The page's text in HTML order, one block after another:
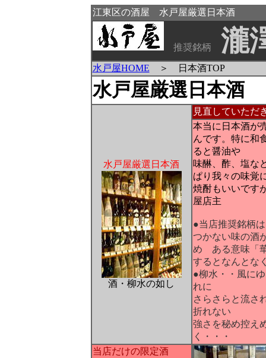
江東区の酒屋 水戸屋厳選日本酒
推奨銘柄 瀧
水戸屋HOME ＞ 日本酒TOP
水戸屋厳選日本酒
水戸屋厳選日本酒
酒・柳水の如し
見直していただ
本当に日本酒が
んです。特に和
ると醤油や
味醂、酢、塩な
ぱり我々の味覚
焼酎もいいです
屋店主
●当店推奨銘柄
つかない味の酒
め ある意味「
するとなんとな
●柳水・・風に
れに
さらさらと流
折れない
強さを秘め控え
く・・・
当店だけの限定酒